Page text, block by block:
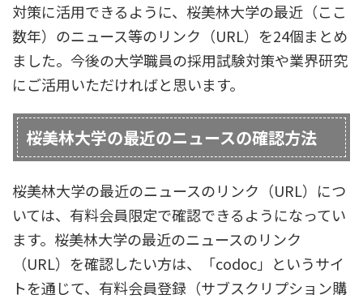
対策に活用できるように、桜美林大学の最近（ここ
数年）のニュース等のリンク（URL）を24個まとめ
ました。今後の大学職員の採用試験対策や業界研究
にご活用いただければと思います。
桜美林大学の最近のニュースの確認方法
桜美林大学の最近のニュースのリンク（URL）につ
いては、有料会員限定で確認できるようになってい
ます。桜美林大学の最近のニュースのリンク
（URL）を確認したい方は、「codoc」というサイ
トを通じて、有料会員登録（サブスクリプション購